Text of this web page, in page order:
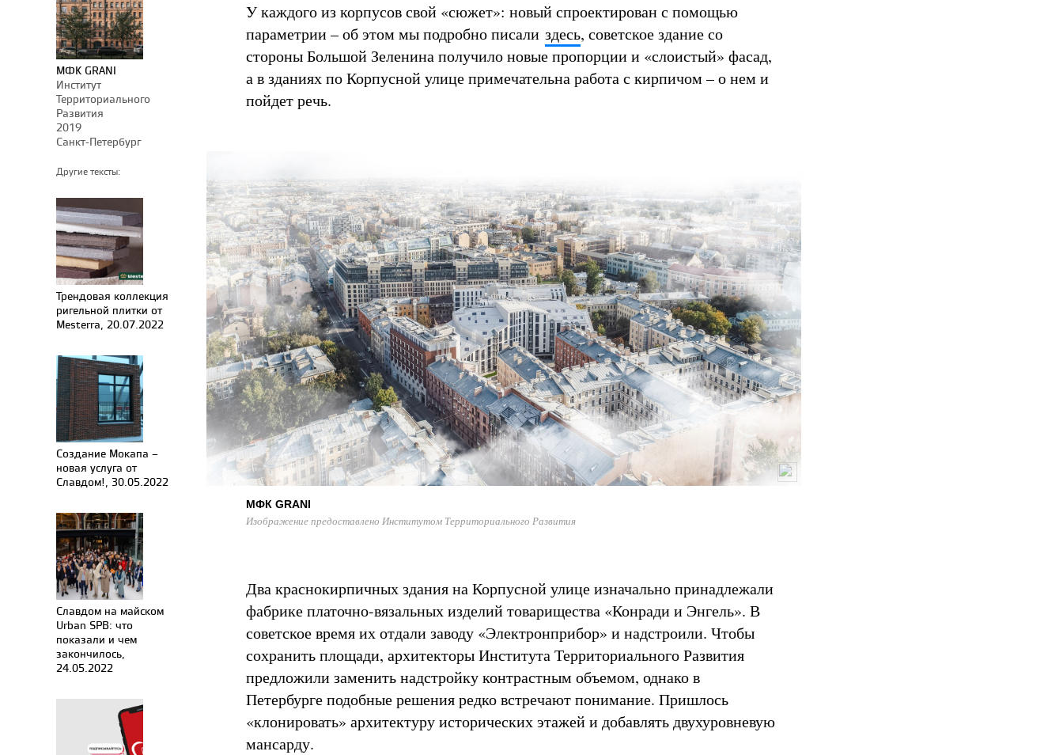
МФК GRANI
Институт
Территориального
Развития
2019
Санкт-Петербург
Другие тексты:
Трендовая коллекция
ригельной плитки от
Mesterra, 20.07.2022
Создание Мокапа –
новая услуга от
Славдом!, 30.05.2022
Славдом на майском
Urban SPB: что
показали и чем
закончилось,
24.05.2022
У каждого из корпусов свой «сюжет»: новый спроектирован с помощью
параметрии – об этом мы подробно писали здесь, советское здание со
стороны Большой Зеленина получило новые пропорции и «слоистый» фасад,
а в зданиях по Корпусной улице примечательна работа с кирпичом – о нем и
пойдет речь.
МФК GRANI
Изображение предоставлено Институтом Территориального Развития
Два краснокирпичных здания на Корпусной улице изначально принадлежали
фабрике платочно-вязальных изделий товарищества «Конради и Энгель». В
советское время их отдали заводу «Электронприбор» и надстроили. Чтобы
сохранить площади, архитекторы Института Территориального Развития
предложили заменить надстройку контрастным объемом, однако в
Петербурге подобные решения редко встречают понимание. Пришлось
«клонировать» архитектуру исторических этажей и добавлять двухуровневую
мансарду.